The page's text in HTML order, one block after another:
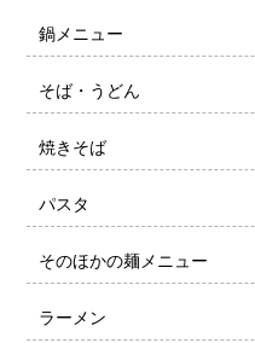
鍋メニュー
そば・うどん
焼きそば
パスタ
そのほかの麺メニュー
ラーメン